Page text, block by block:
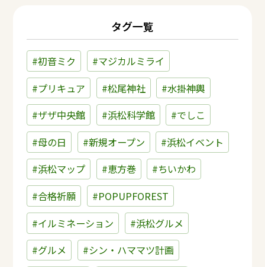
タグ一覧
#初音ミク
#マジカルミライ
#プリキュア
#松尾神社
#水掛神輿
#ザザ中央館
#浜松科学館
#でしこ
#母の日
#新規オープン
#浜松イベント
#浜松マップ
#恵方巻
#ちいかわ
#合格祈願
#POPUPFOREST
#イルミネーション
#浜松グルメ
#グルメ
#シン・ハママツ計画